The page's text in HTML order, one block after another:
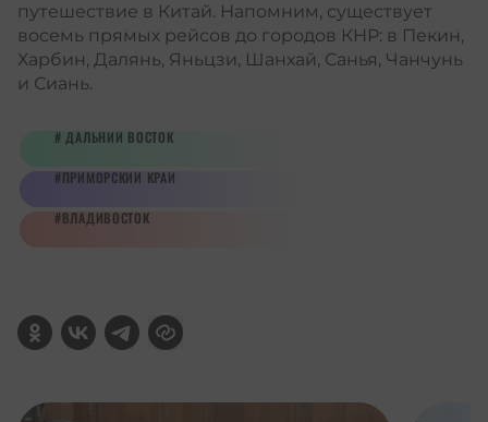
путешествие в Китай. Напомним, существует
восемь прямых рейсов до городов КНР: в Пекин,
Харбин, Далянь, Яньцзи, Шанхай, Санья, Чанчунь
и Сиань.
ДАЛЬНИЙ ВОСТОК
ПРИМОРСКИЙ КРАЙ
ВЛАДИВОСТОК